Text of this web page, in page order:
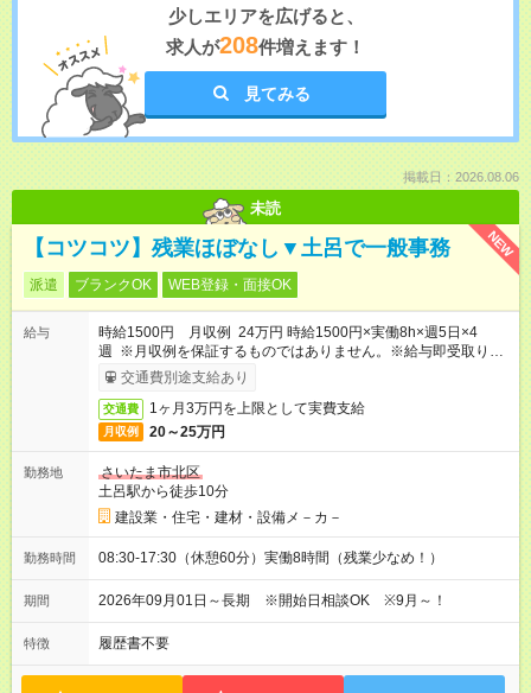
少しエリアを広げると、
求人が208件増えます！
見てみる
掲載日：2026.08.06
未読
NEW
【コツコツ】残業ほぼなし▼土呂で一般事務
派遣 ブランクOK WEB登録・面接OK
給与
時給1500円 月収例 24万円 時給1500円×実働8h×週5日×4
週 ※月収例を保証するものではありません。※給与即受取りサ
ービス利用可（利用条件有）
交通費別途支給あり
交通費 1ヶ月3万円を上限として実費支給
月収例 20～25万円
勤務地
さいたま市北区
土呂駅から徒歩10分
建設業・住宅・建材・設備メ－カ－
勤務時間 08:30-17:30（休憩60分）実働8時間（残業少なめ！）
期間 2026年09月01日～長期 ※開始日相談OK ※9月～！
特徴 履歴書不要